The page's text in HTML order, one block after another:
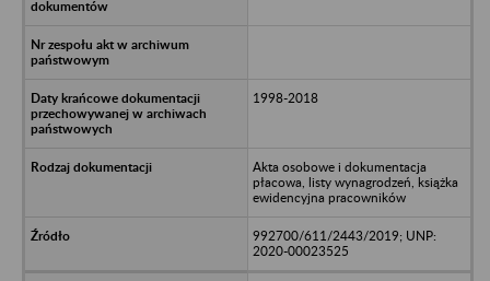
1998-2018
Akta osobowe i dokumentacja
płacowa, listy wynagrodzeń, książka
ewidencyjna pracowników
992700/611/2443/2019; UNP:
2020-00023525